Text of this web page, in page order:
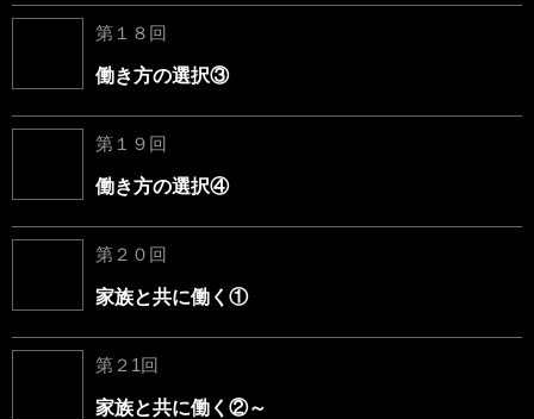
第１８回
働き方の選択③
第１９回
働き方の選択④
第２０回
家族と共に働く①
第２1回
家族と共に働く②～